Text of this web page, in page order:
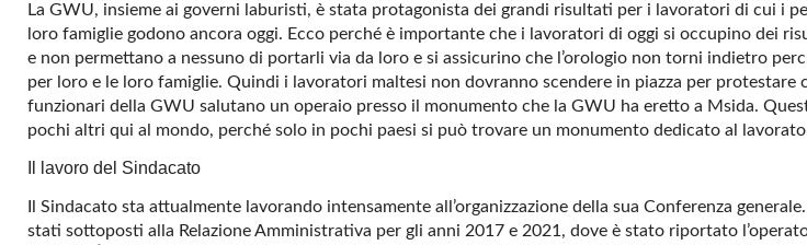
La GWU, insieme ai governi laburisti, è stata protagonista dei grandi risultati per i lavoratori di cui i
loro famiglie godono ancora oggi. Ecco perché è importante che i lavoratori di oggi si occupino dei
e non permettano a nessuno di portarli via da loro e si assicurino che l’orologio non torni indietro
per loro e le loro famiglie. Quindi i lavoratori maltesi non dovranno scendere in piazza per protestare
funzionari della GWU salutano un operaio presso il monumento che la GWU ha eretto a Msida.
pochi altri qui al mondo, perché solo in pochi paesi si può trovare un monumento dedicato al
Il lavoro del Sindacato
Il Sindacato sta attualmente lavorando intensamente all’organizzazione della sua Conferenza
stati sottoposti alla Relazione Amministrativa per gli anni 2017 e 2021, dove è stato riportato